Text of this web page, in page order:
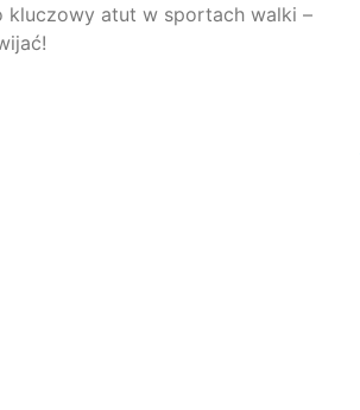
kluczowy atut w sportach walki –